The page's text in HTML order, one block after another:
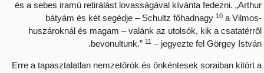
és a sebes iramú retirálást lovasságával kívánta fedezni.
bátyám és két segédje – Schultz főhadnagy10a
huszároknál és magam – valánk az utolsók, kik a
bevonultunk.”11 – jegyezte fel Görgey
Erre a tapasztalatlan nemzetőrök és önkéntesek soraiban kitört